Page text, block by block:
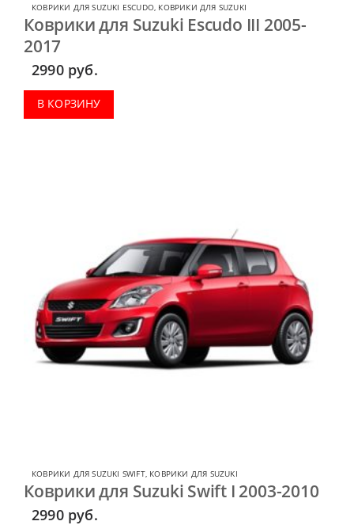
КОВРИКИ ДЛЯ SUZUKI ESCUDO, КОВРИКИ ДЛЯ SUZUKI
Коврики для Suzuki Escudo III 2005-
2017
2990 руб.
В КОРЗИНУ
КОВРИКИ ДЛЯ SUZUKI SWIFT, КОВРИКИ ДЛЯ SUZUKI
Коврики для Suzuki Swift I 2003-2010
2990 руб.